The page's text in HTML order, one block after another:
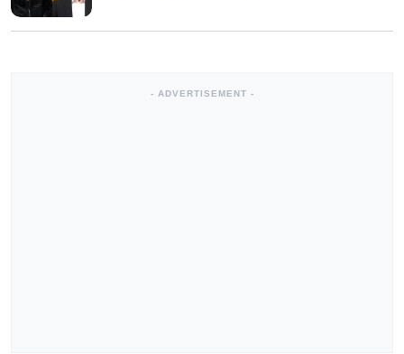
- ADVERTISEMENT -